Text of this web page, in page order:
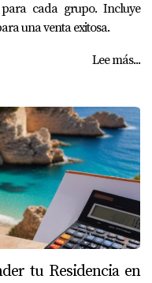
cada grupo. Incluye
una venta exitosa.
Lee más...
tu Residencia en